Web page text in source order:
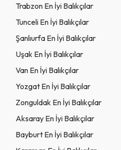
Trabzon En İyi Balıkçılar
Tunceli En İyi Balıkçılar
Şanlıurfa En İyi Balıkçılar
Uşak En İyi Balıkçılar
Van En İyi Balıkçılar
Yozgat En İyi Balıkçılar
Zonguldak En İyi Balıkçılar
Aksaray En İyi Balıkçılar
Bayburt En İyi Balıkçılar